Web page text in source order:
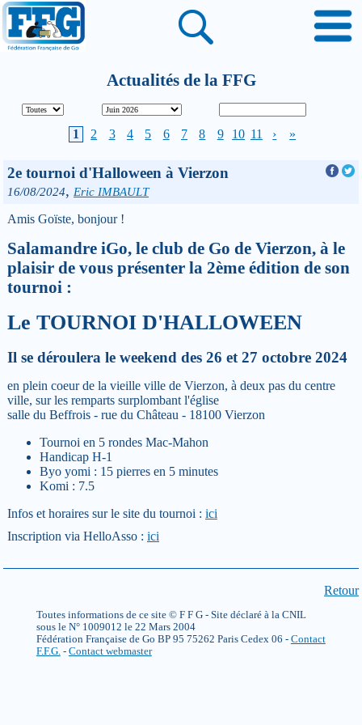
Actualités de la FFG
1 2 3 4 5 6 7 8 9 10 11 › »
2e tournoi d'Halloween à Vierzon
16/08/2024, Eric IMBAULT
Amis Goïste, bonjour !
Salamandre iGo, le club de Go de Vierzon, à le
plaisir de vous présenter la 2ème édition de son
tournoi :
Le TOURNOI D'HALLOWEEN
Il se déroulera le weekend des 26 et 27 octobre 2024
en plein coeur de la vieille ville de Vierzon, à deux pas du centre
ville, sur les remparts surplombant l'église
salle du Beffrois - rue du Château - 18100 Vierzon
Tournoi en 5 rondes Mac-Mahon
Handicap H-1
Byo yomi : 15 pierres en 5 minutes
Komi : 7.5
Infos et horaires sur le site du tournoi : ici
Inscription via HelloAsso : ici
Retour
Toutes informations de ce site © F F G - Site déclaré à la CNIL
sous le N° 1009012 le 22 Mars 2004
Fédération Française de Go BP 95 75262 Paris Cedex 06 - Contact
F.F.G.- Contact webmaster